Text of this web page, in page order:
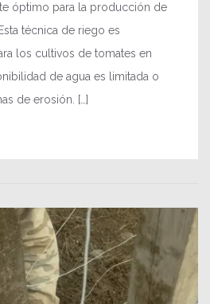
óptimo para la producción de
técnica de riego es
los cultivos de tomates en
de agua es limitada o
de erosión. […]